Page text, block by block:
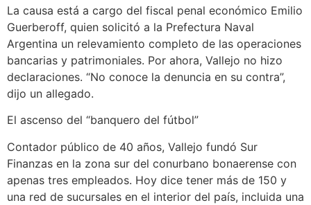
La causa está a cargo del fiscal penal económico Emilio
Guerberoff, quien solicitó a la Prefectura Naval
Argentina un relevamiento completo de las operaciones
bancarias y patrimoniales. Por ahora, Vallejo no hizo
declaraciones. “No conoce la denuncia en su contra”,
dijo un allegado.
El ascenso del “banquero del fútbol”
Contador público de 40 años, Vallejo fundó Sur
Finanzas en la zona sur del conurbano bonaerense con
apenas tres empleados. Hoy dice tener más de 150 y
una red de sucursales en el interior del país, incluida una